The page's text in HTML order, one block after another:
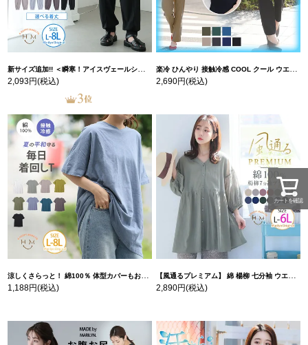
新サイズ追加!! ＜瞬寒！アイスヴェールシリーズ＞ 美脚 ジョガーパンツ 【ウェストゴム】 【ストレッチ】 | 大きいサイズの通販ならハッピーマリリン
2,093円(税込)
楽冷 ひんやり 接触冷感 COOL クール ウエストゴム 楽ちん ストレッチ 美脚 レギパン 【ストレッチ】 | 大きいサイズの通販ならハッピーマリリン
2,690円(税込)
涼しくさらっと！ 綿100％ 体型カバーもお洒落も叶える 風合いコットン ゆるシルエット ドルマン | 大きいサイズの通販ならハッピーマリリン
1,188円(税込)
【風通るプレミアム】 綿 楊柳 七分袖 ウエストギャザー ブラウス | 大きいサイズの通販ならハッピーマリリン
2,890円(税込)
カートを確認